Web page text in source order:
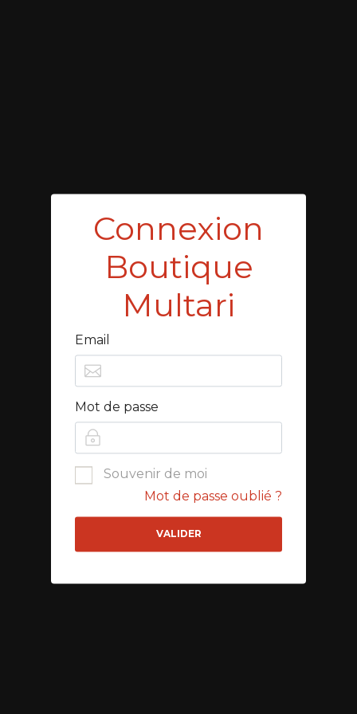
Connexion
Boutique
Multari
Email
Mot de passe
Souvenir de moi
Mot de passe oublié ?